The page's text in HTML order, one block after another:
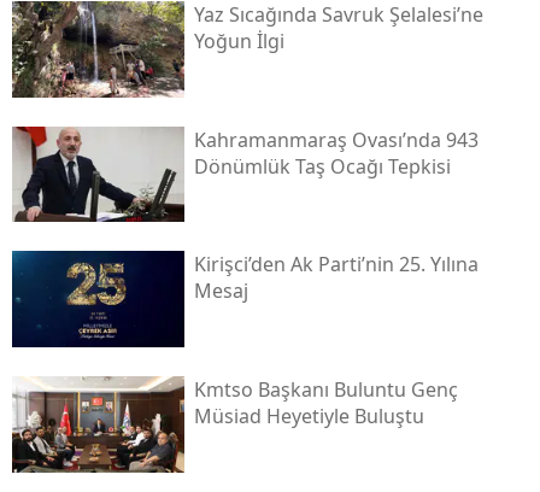
Yaz Sıcağında Savruk Şelalesi’ne
Yoğun İlgi
Kahramanmaraş Ovası’nda 943
Dönümlük Taş Ocağı Tepkisi
Kirişci’den Ak Parti’nin 25. Yılına
Mesaj
Kmtso Başkanı Buluntu Genç
Müsi̇ad Heyetiyle Buluştu